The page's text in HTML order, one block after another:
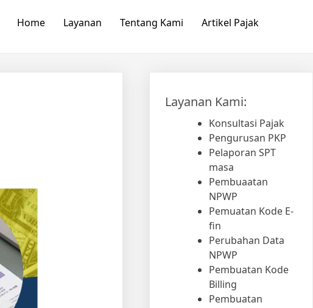
Home Layanan Tentang Kami Artikel Pajak
Layanan Kami:
Konsultasi Pajak
Pengurusan PKP
Pelaporan SPT
masa
Pembuaatan
NPWP
Pemuatan Kode E-
fin
Perubahan Data
NPWP
Pembuatan Kode
Billing
Pembuatan